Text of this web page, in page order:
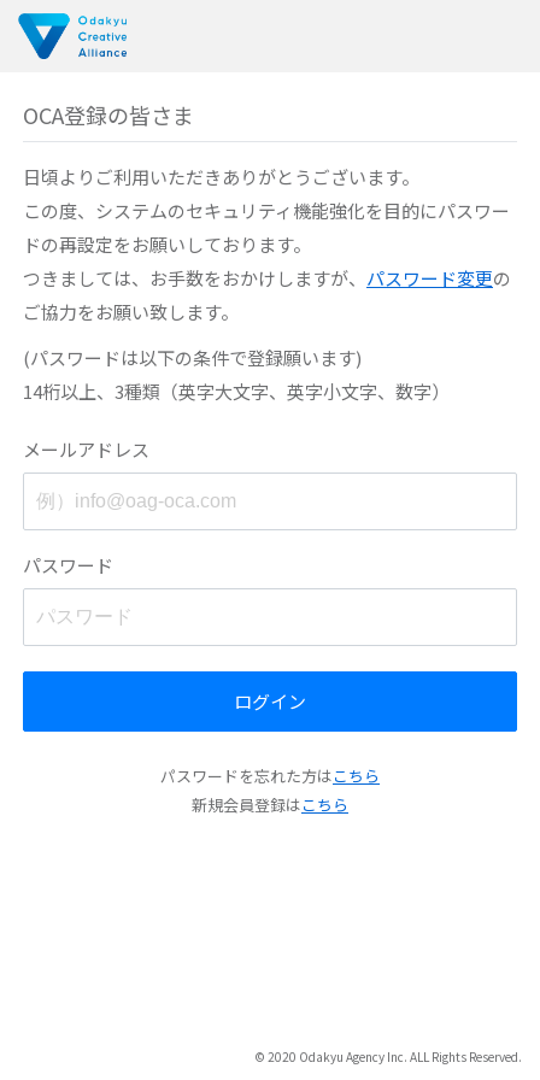
OCA登録の皆さま
日頃よりご利用いただきありがとうございます。
この度、システムのセキュリティ機能強化を目的にパスワー
ドの再設定をお願いしております。
つきましては、お手数をおかけしますが、 パスワード変更の
ご協力をお願い致します。
(パスワードは以下の条件で登録願います)
14桁以上、3種類（英字大文字、英字小文字、数字）
メールアドレス
パスワード
ログイン
パスワードを忘れた方はこちら
新規会員登録はこちら
© 2020 Odakyu Agency Inc. ALL Rights Reserved.